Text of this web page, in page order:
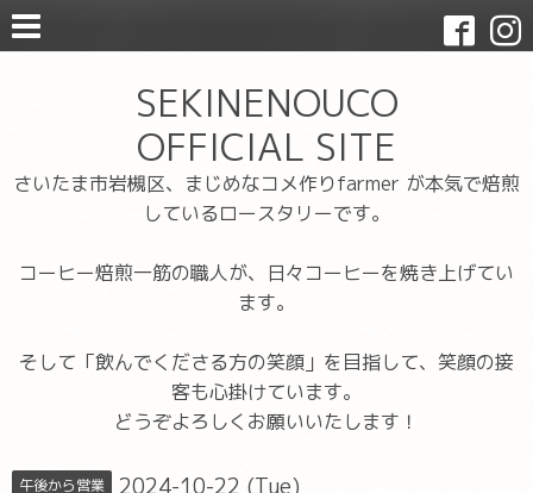
SEKINENOUCO
OFFICIAL SITE
さいたま市岩槻区、まじめなコメ作りfarmer が本気で焙煎
しているロースタリーです。
コーヒー焙煎一筋の職人が、日々コーヒーを焼き上げてい
ます。
そして「飲んでくださる方の笑顔」を目指して、笑顔の接
客も心掛けています。
どうぞよろしくお願いいたします！
午後から営業 2024-10-22 (Tue)